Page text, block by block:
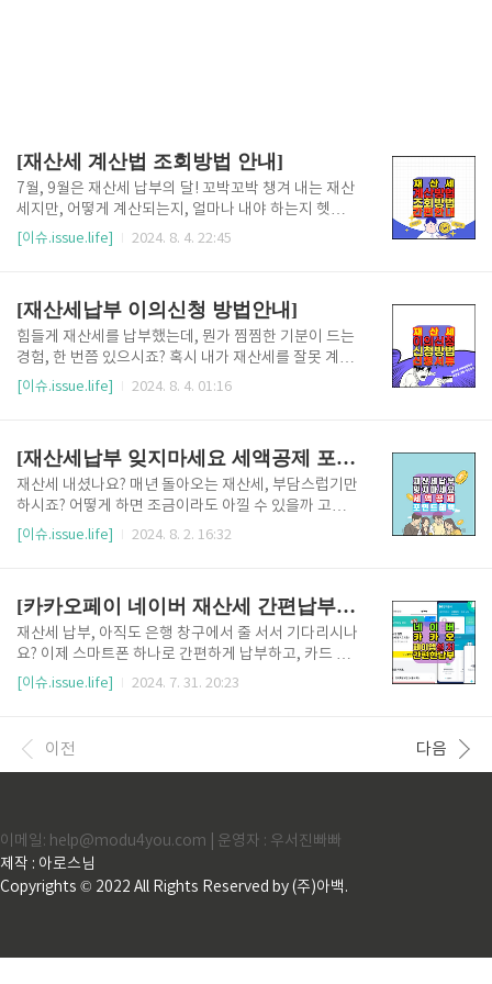
[재산세 계산법 조회방법 안내]
7월, 9월은 재산세 납부의 달! 꼬박꼬박 챙겨 내는 재산
세지만, 어떻게 계산되는지, 얼마나 내야 하는지 헷갈리
셨던 적 없으신가요? 또, 내가 낸 재산세가 맞는지 확인
하고 싶은데 어떻게 해야 할지 막막하셨나요? 걱정 마
드립니다. 복잡한 세금 용어는 쉽게 풀어 설명하고, 단
계별로 따라 하기 쉽게 준비했으니, 이 글 하나면 재산
세 완전 정복!1. 재산세, 어떻게 계산될까?2. 위택스에
서 재산세 조회하기3. 위택스에서 재산세 조회 시 유의
사항4. +도움 되는 다른 내용도 살펴보세요. [재산세
[이슈.issue.life] 2024. 8. 4. 22:45
[재산세납부 이의신청 방법안내]
힘들게 재산세를 납부했는데, 뭔가 찜찜한 기분이 드는
경험, 한 번쯤 있으시죠? 혹시 내가 재산세를 잘못 계산
한 건 아닐까, 혹은 내가 내지 않아도 될 세금을 낸 건 아
닐까 하는 생각이 든다면, 망설이지 말고 이의신청을 해
설여진다고요? 걱정 마세요! 지금부터 초보자도 쉽게
따라 할 수 있도록 이의신청 방법을 자세히 안내해 드릴
게요.1. 이의신청, 왜 필요할까요?2. 이의신청, 언제까
지 해야 할까요?3. 이의신청, 어떻게 해야 할까요?4. 이
의신청 결과는 언제 나올까요?5. +도움 되는 다른 내용
[이슈.issue.life] 2024. 8. 4. 01:16
[재산세납부 잊지마세요 세액공제 포인트혜택까지 받는법]
재산세 내셨나요? 매년 돌아오는 재산세, 부담스럽기만
하시죠? 어떻게 하면 조금이라도 아낄 수 있을까 고민
되시나요? 재산세도 똑똑하게 납부하면 세액공제부터
포인트 혜택까지 다양한 방법으로 절약할 수 있습니다.
세 부담을 조금이라도 덜고 싶은 분들, 혹은 납부 방법
이 헷갈리는 분들에게 꼭 필요한 정보입니다. 지금 바로
재산세 납부 정보를 확인하고, 똑똑하게 세금 절약하세
요!1. 재산세 누가 왜 내나요?2. 재산세 어떻게 내나요?
3. 재산세 내면서 혜택은?4. 8월 주민세 납부 혜택이 있
페이 재산세 납부]👆️▲카카오페이 앱에서 초간단하게
재산..
[이슈.issue.life] 2024. 8. 2. 16:32
[카카오페이 네이버 재산세 간편납부 혜택챙기기]
재산세 납부, 아직도 은행 창구에서 줄 서서 기다리시나
요? 이제 스마트폰 하나로 간편하게 납부하고, 카드 혜
택까지 챙길 수 있습니다! 카카오페이, 네이버페이 등
간편결제 앱을 이용하면 몇 번의 터치만으로 재산세 납
포인트 적립 등 다양한 혜택도 누릴 수 있습니다. 어렵
고 복잡한 건 이제 그만! 지금부터 카카오페이와 네이버
민세 할인받기4. +도움 되는 다른 내용도 살펴보세
요. [카카오페이 재산세 납부]👆️▲카카오페이 앱에서
초간단하게 재산세를 납부해 보세요▲ [네이버페이
[이슈.issue.life] 2024. 7. 31. 20:23
이전 다음
이메일: help@modu4you.com | 운영자 : 우서진빠빠
제작 : 아로스님
Copyrights © 2022 All Rights Reserved by (주)아백.